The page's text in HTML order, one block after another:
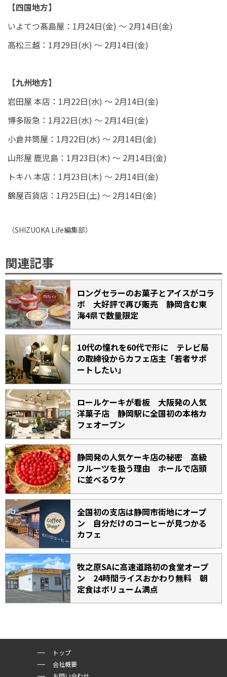
【四国地方】
いよてつ髙島屋：1月24日(金) ～ 2月14日(金)
高松三越：1月29日(水) ～ 2月14日(金)
【九州地方】
岩田屋 本店：1月22日(水) ～ 2月14日(金)
博多阪急：1月22日(水) ～ 2月14日(金)
小倉井筒屋：1月22日(水) ～ 2月14日(金)
山形屋 鹿児島：1月23日(木) ～ 2月14日(金)
トキハ 本店：1月23日(木) ～ 2月14日(金)
鶴屋百貨店：1月25日(土) ～ 2月14日(金)
（SHIZUOKA Life編集部）
関連記事
ロングセラーのお菓子とアイスがコラ
ボ 大好評で再び販売 静岡含む東
海4県で数量限定
10代の憧れを60代で形に テレビ局
の取締役からカフェ店主「若者サポ
ートしたい」
ロールケーキが看板 大阪発の人気
洋菓子店 静岡駅に全国初の本格カ
フェオープン
静岡発の人気ケーキ店の秘密 高級
フルーツを扱う理由 ホールで店頭
に並べるワケ
全国初の支店は静岡市街地にオープ
ン 自分だけのコーヒーが見つかる
カフェ
牧之原SAに高速道路初の食堂オープ
ン 24時間ライスおかわり無料 朝
定食はボリューム満点
トップ
会社概要